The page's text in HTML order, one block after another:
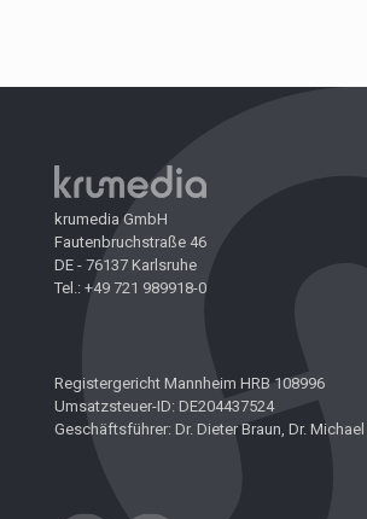
krumedia GmbH
Fautenbruchstraße 46
DE - 76137 Karlsruhe
Tel.: +49 721 989918-0
Registergericht Mannheim HRB 108996
Umsatzsteuer-ID: DE204437524
Geschäftsführer: Dr. Dieter Braun, Dr.